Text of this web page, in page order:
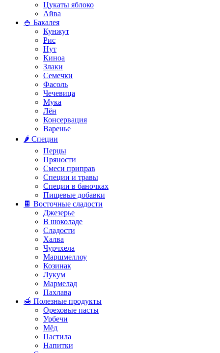
Цукаты яблоко
Айва
🍚 Бакалея
Кунжут
Рис
Нут
Киноа
Злаки
Семечки
Фасоль
Чечевица
Мука
Лён
Консервация
Варенье
🌶️ Специи
Перцы
Пряности
Смеси приправ
Специи и травы
Специи в баночках
Пищевые добавки
🍫 Восточные сладости
Джезерье
В шоколаде
Сладости
Халва
Чурчхела
Маршмеллоу
Козинак
Лукум
Мармелад
Пахлава
🍯 Полезные продукты
Ореховые пасты
Урбечи
Мёд
Пастила
Напитки